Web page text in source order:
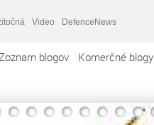
Video DefenceNews
blogov Komerčné blogy